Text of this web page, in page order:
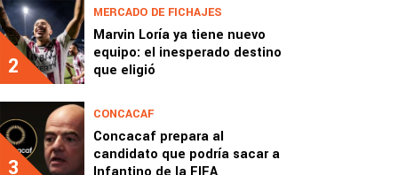
2
MERCADO DE FICHAJES
Marvin Loría ya tiene nuevo
equipo: el inesperado destino
que eligió
3
CONCACAF
Concacaf prepara al
candidato que podría sacar a